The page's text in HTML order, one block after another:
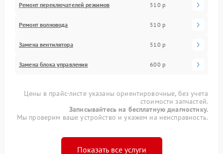
Ремонт переключателей режимов 510 р
Ремонт волновода 510 р
Замена вентилятора 510 р
Замена блока управления 600 р
Цены в прайс-листе указаны ориентировочные, без учета
стоимости запчастей.
Записывайтесь на бесплатную диагностику.
Мы проверим ваше устройство и укажем на неисправность.
Показать все услуги